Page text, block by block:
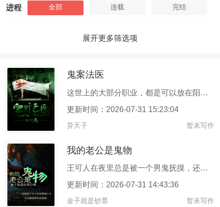
进程 全部 连载 完结
展开更多筛选项
鬼案法医
这世上的大部分职业，都是可以放在阳光底下晒的。但是，也有些职业
更新时间：2026-07-31 15:23:04
异天子 暂未写作
我的老公是鬼物
王可人在夜里总是被一个男鬼抚摸，还是抚摸全身，包括那样的私密。
更新时间：2026-07-31 14:43:36
金子就是钞票 暂未写作